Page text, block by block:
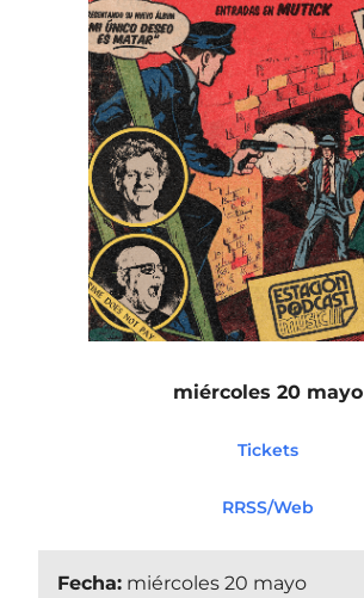
miércoles 20 mayo
Tickets
RRSS/Web
Fecha: miércoles 20 mayo